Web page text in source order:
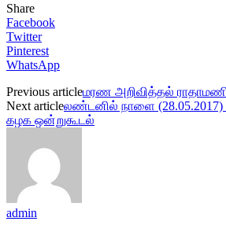
Share
Facebook
Twitter
Pinterest
WhatsApp
Previous articleமரண அறிவித்தல்
Next articleலண்டனில் நாளை
கழக ஒன்றுகூடல்
admin